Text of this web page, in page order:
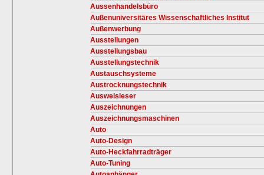
Aussenhandelsbüro
Außenuniversitäres Wissenschaftliches Institut
Außenwerbung
Ausstellungen
Ausstellungsbau
Ausstellungstechnik
Austauschsysteme
Austrocknungstechnik
Ausweisleser
Auszeichnungen
Auszeichnungsmaschinen
Auto
Auto-Design
Auto-Heckfahrradträger
Auto-Tuning